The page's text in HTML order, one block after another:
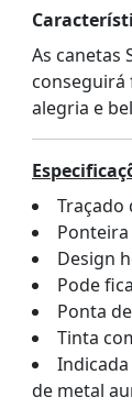
As canetas
conseguirá
alegria e
Traçado
Design
Pode
Ponta
Tinta
de metal